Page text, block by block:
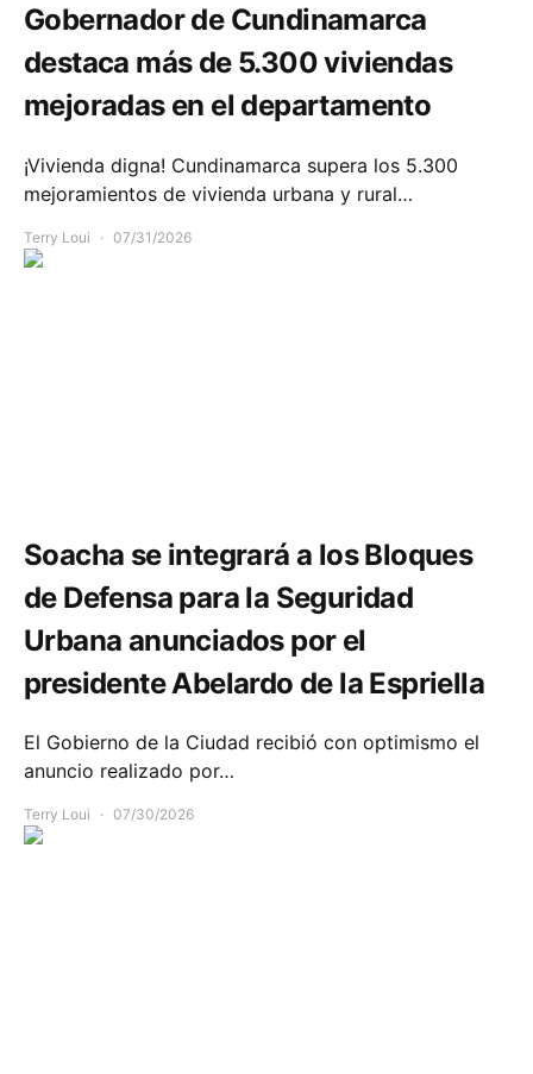
Gobernador de Cundinamarca
destaca más de 5.300 viviendas
mejoradas en el departamento
¡Vivienda digna! Cundinamarca supera los 5.300
mejoramientos de vivienda urbana y rural…
Terry Loui 07/31/2026
Soacha se integrará a los Bloques
de Defensa para la Seguridad
Urbana anunciados por el
presidente Abelardo de la Espriella
El Gobierno de la Ciudad recibió con optimismo el
anuncio realizado por…
Terry Loui 07/30/2026